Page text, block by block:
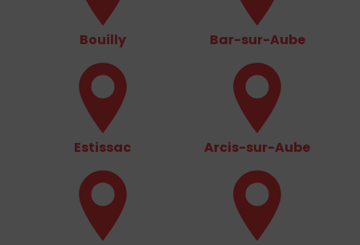
Bouilly Bar-sur-Aube
Estissac Arcis-sur-Aube